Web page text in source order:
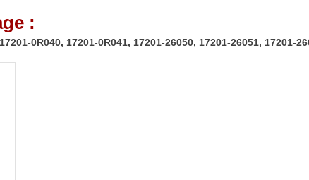
:
0R040, 17201-0R041, 17201-26050, 17201-26051, 17201-